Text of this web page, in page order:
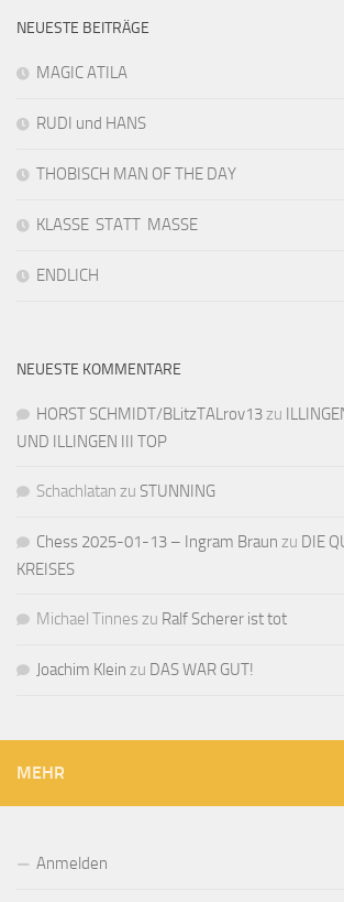
NEUESTE BEITRÄGE
MAGIC ATILA
RUDI und HANS
THOBISCH MAN OF THE DAY
KLASSE STATT MASSE
ENDLICH
NEUESTE KOMMENTARE
HORST SCHMIDT/BLitzTALrov13zu
UND ILLINGEN III TOP
Schachlatan zu STUNNING
Chess 2025-01-13 – Ingram Braun zu DIE
KREISES
Michael Tinnes zu Ralf Scherer ist tot
Joachim Klein zu DAS WAR GUT!
MEHR
Anmelden